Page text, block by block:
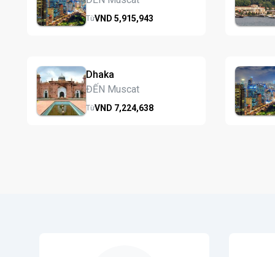
TừVND 5,915,943
Dhaka
ĐẾN Muscat
TừVND 7,224,638